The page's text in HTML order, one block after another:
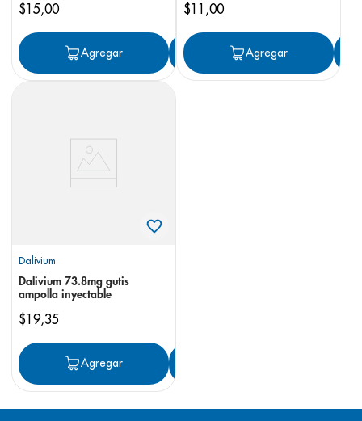
$15,00
Agregar Agregar
$11 ,00
Agregar
Dalivium
Dalivium 73.8mg gutis
ampolla inyectable
$19,35
Agregar